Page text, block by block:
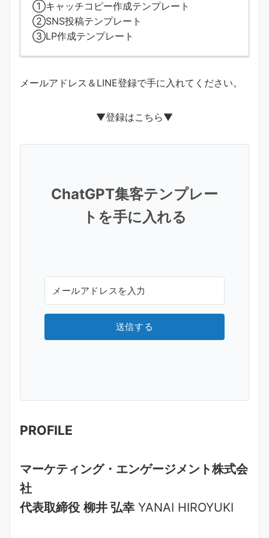
①キャッチコピー作成テンプレート
②SNS投稿テンプレート
③LP作成テンプレート
メールアドレス＆LINE登録で手に入れてください。
▼登録はこちら▼
ChatGPT集客テンプレー
トを手に入れる
送信する
PROFILE
マーケティング・エンゲージメント株式会
社
代表取締役 柳井 弘幸 YANAI HIROYUKI